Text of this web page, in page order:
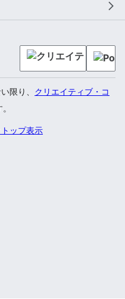
限り、 クリエイティブ・コ
ップ表示